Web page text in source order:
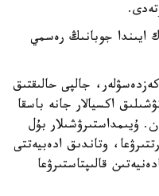
ايىندا جوبانىڭ رەسمي
جالپى حالىقتىق
اكسيالار جانە باسقا
ۇيىمداستىرۋشىلار بۇل
وتاندىق ادەبيەتتى
قالىپتاستىرۋعا